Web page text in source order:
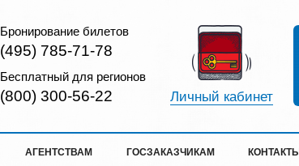
Бронирование билетов
(495) 785-71-78
Бесплатный для регионов
(800) 300-56-22 Личный кабинет
АГЕНТСТВАМ ГОСЗАКАЗЧИКАМ КОНТАКТЫ